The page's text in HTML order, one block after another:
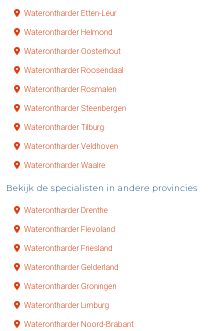
Waterontharder Etten-Leur
Waterontharder Helmond
Waterontharder Oosterhout
Waterontharder Roosendaal
Waterontharder Rosmalen
Waterontharder Steenbergen
Waterontharder Tilburg
Waterontharder Veldhoven
Waterontharder Waalre
Bekijk de specialisten in andere provincies
Waterontharder Drenthe
Waterontharder Flevoland
Waterontharder Friesland
Waterontharder Gelderland
Waterontharder Groningen
Waterontharder Limburg
Waterontharder Noord-Brabant